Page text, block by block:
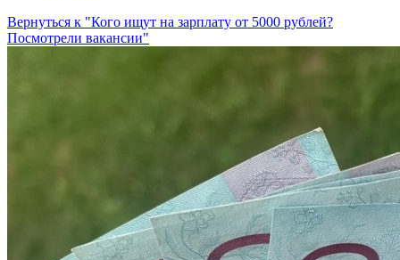
Вернуться к "Кого ищут на зарплату от 5000 рублей?
Посмотрели вакансии"